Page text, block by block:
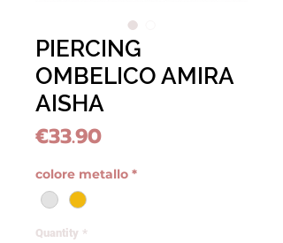
PIERCING
OMBELICO AMIRA
AISHA
€33.90Price
colore metallo *
Quantity *